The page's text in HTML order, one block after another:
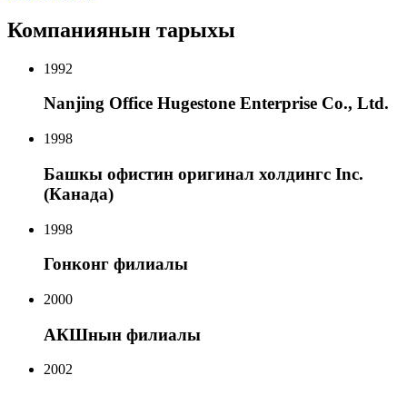
Компаниянын тарыхы
1992
Nanjing Office Hugestone Enterprise Co., Ltd.
1998
Башкы офистин оригинал холдингс Inc.
(Канада)
1998
Гонконг филиалы
2000
АКШнын филиалы
2002